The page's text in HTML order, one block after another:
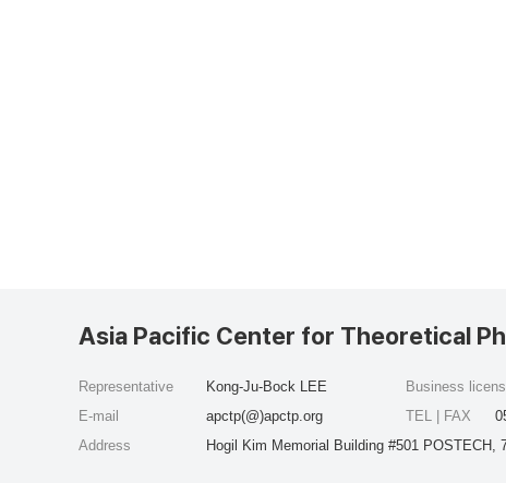
Asia Pacific Center for Theoretical
Representative
Kong-Ju-Bock LEE
E-mail
apctp(@)apctp.org
Address
Hogil Kim Memorial Building #501 POSTECH,
Business
TEL | FAX